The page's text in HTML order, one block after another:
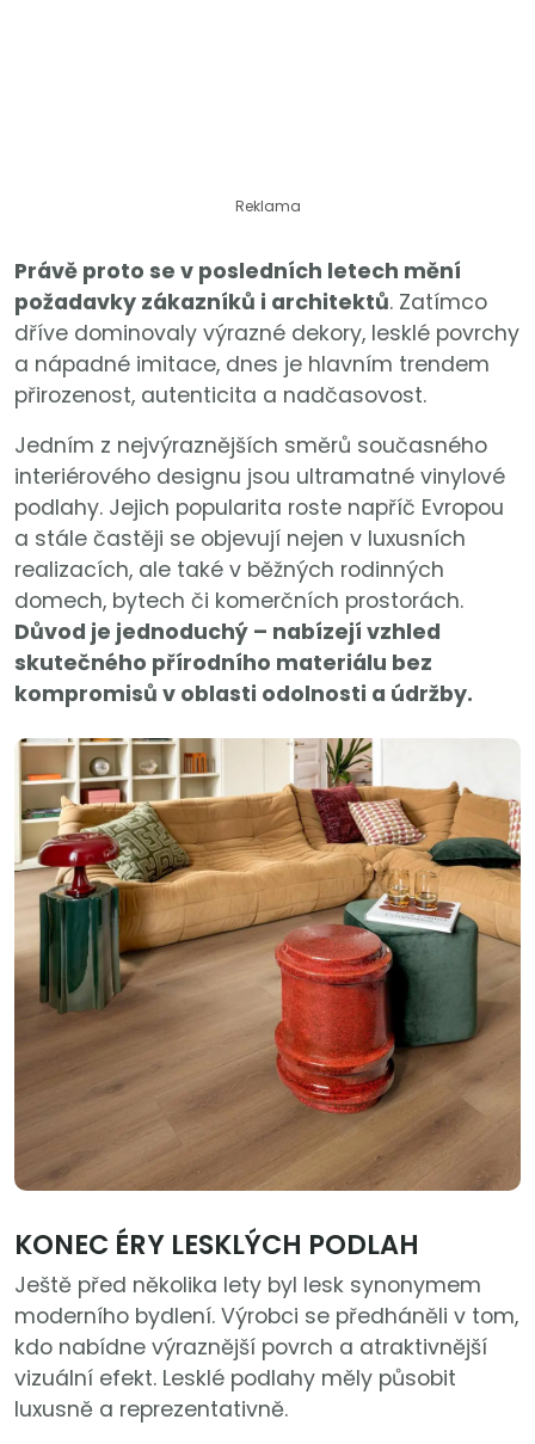
Reklama
Právě proto se v posledních letech mění
požadavky zákazníků i architektů. Zatímco
dříve dominovaly výrazné dekory, lesklé povrchy
a nápadné imitace, dnes je hlavním trendem
přirozenost, autenticita a nadčasovost.
Jedním z nejvýraznějších směrů současného
interiérového designu jsou ultramatné vinylové
podlahy. Jejich popularita roste napříč Evropou
a stále častěji se objevují nejen v luxusních
realizacích, ale také v běžných rodinných
domech, bytech či komerčních prostorách.
Důvod je jednoduchý – nabízejí vzhled
skutečného přírodního materiálu bez
kompromisů v oblasti odolnosti a údržby.
KONEC ÉRY LESKLÝCH PODLAH
Ještě před několika lety byl lesk synonymem
moderního bydlení. Výrobci se předháněli v tom,
kdo nabídne výraznější povrch a atraktivnější
vizuální efekt. Lesklé podlahy měly působit
luxusně a reprezentativně.